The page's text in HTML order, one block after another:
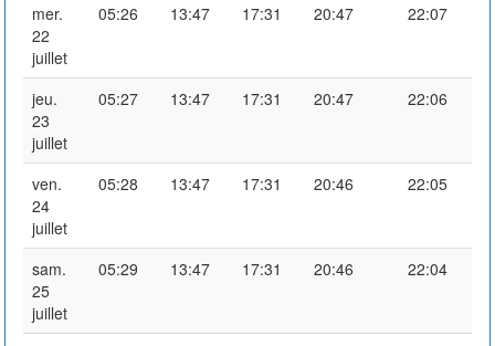
mer.
22
juillet
05:26 13:47 17:31 20:47 22:07
jeu.
23
juillet
05:27 13:47 17:31 20:47 22:06
ven.
24
juillet
05:28 13:47 17:31 20:46 22:05
sam.
25
juillet
05:29 13:47 17:31 20:46 22:04